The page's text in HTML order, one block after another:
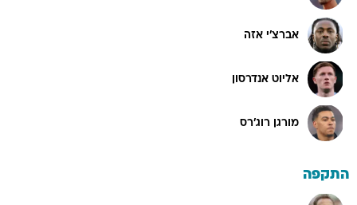
אברצ'י אזה
אליוט אנדרסון
מורגן רוג'רס
התקפה